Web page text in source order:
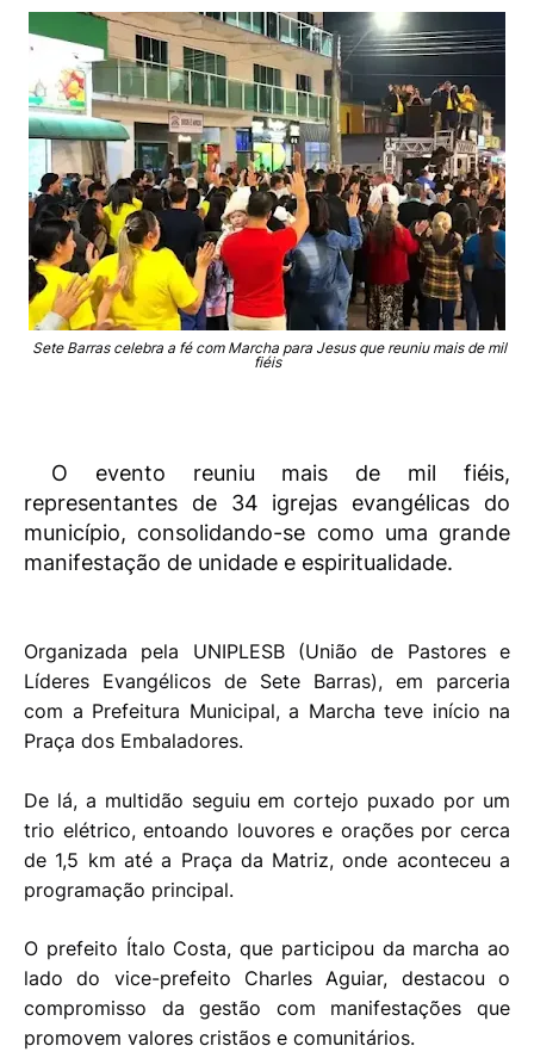
Sete Barras celebra a fé com Marcha para Jesus que reuniu mais de mil
fiéis
O evento reuniu mais de mil fiéis,
representantes de 34 igrejas evangélicas do
município, consolidando-se como uma grande
manifestação de unidade e espiritualidade.
Organizada pela UNIPLESB (União de Pastores e
Líderes Evangélicos de Sete Barras), em parceria
com a Prefeitura Municipal, a Marcha teve início na
Praça dos Embaladores.
De lá, a multidão seguiu em cortejo puxado por um
trio elétrico, entoando louvores e orações por cerca
de 1,5 km até a Praça da Matriz, onde aconteceu a
programação principal.
O prefeito Ítalo Costa, que participou da marcha ao
lado do vice-prefeito Charles Aguiar, destacou o
compromisso da gestão com manifestações que
promovem valores cristãos e comunitários.